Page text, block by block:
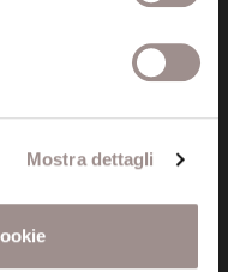
Mostra dettagli